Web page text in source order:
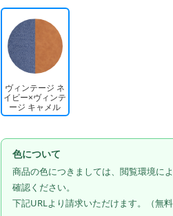
ヴィンテージ ネ
イビー×ヴィンテ
ージ キャメル
色について
商品の色につきましては、閲覧環境に
確認ください。
下記URLより請求いただけます。（無